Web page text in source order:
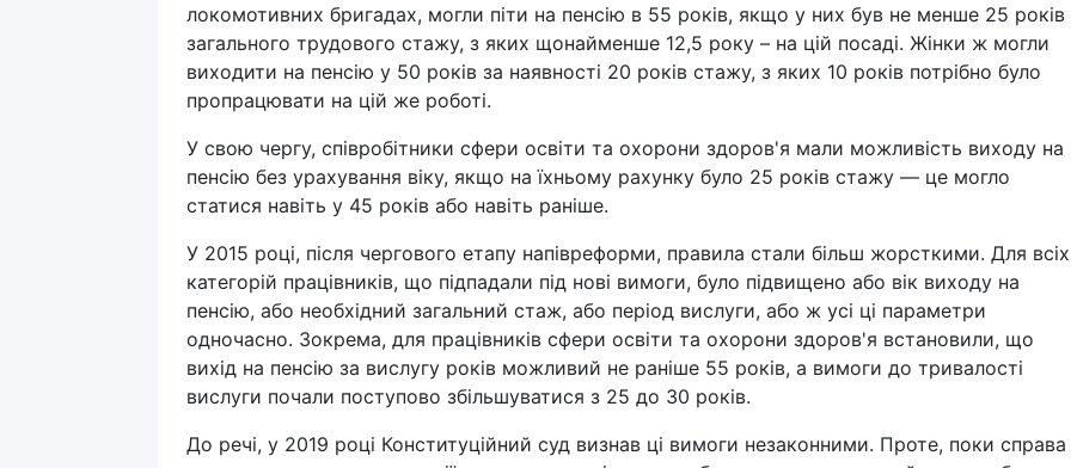
локомотивних бригадах, могли піти на пенсію в 55 років, якщо у них був не менше 25 років
загального трудового стажу, з яких щонайменше 12,5 року – на цій посаді. Жінки ж могли
виходити на пенсію у 50 років за наявності 20 років стажу, з яких 10 років потрібно було
пропрацювати на цій же роботі.
У свою чергу, співробітники сфери освіти та охорони здоров'я мали можливість виходу на
пенсію без урахування віку, якщо на їхньому рахунку було 25 років стажу — це могло
статися навіть у 45 років або навіть раніше.
У 2015 році, після чергового етапу напівреформи, правила стали більш жорсткими. Для всіх
категорій працівників, що підпадали під нові вимоги, було підвищено або вік виходу на
пенсію, або необхідний загальний стаж, або період вислуги, або ж усі ці параметри
одночасно. Зокрема, для працівників сфери освіти та охорони здоров'я встановили, що
вихід на пенсію за вислугу років можливий не раніше 55 років, а вимоги до тривалості
вислуги почали поступово збільшуватися з 25 до 30 років.
До речі, у 2019 році Конституційний суд визнав ці вимоги незаконними. Проте, поки справа